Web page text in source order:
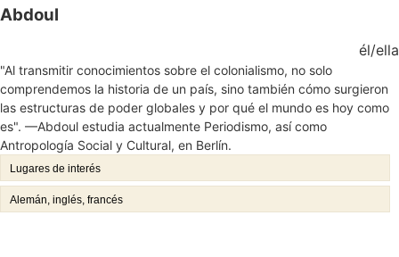
Abdoul
él/ella
"Al transmitir conocimientos sobre el colonialismo, no solo
comprendemos la historia de un país, sino también cómo surgieron
las estructuras de poder globales y por qué el mundo es hoy como
es". —Abdoul estudia actualmente Periodismo, así como
Antropología Social y Cultural, en Berlín.
Lugares de interés
Alemán, inglés, francés